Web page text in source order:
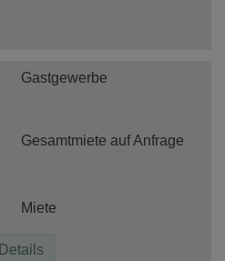
Gastgewerbe
Gesamtmiete auf Anfrage
Miete
Details